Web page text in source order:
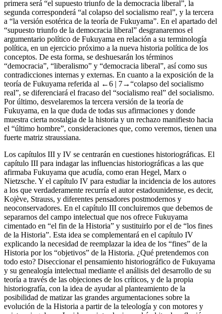
las que presenta Fukuyama la teoría de “el fin de la Historia”. La
primera será “el supuesto triunfo de la democracia liberal”, la
segunda corresponderá “al colapso del socialismo real”, y la tercera
a “la versión esotérica de la teoría de Fukuyama”. En el apartado del
“supuesto triunfo de la democracia liberal” desgranaremos el
argumentario político de Fukuyama en relación a su terminología
política, en un ejercicio próximo a la nueva historia política de los
conceptos. De esta forma, se deshuesarán los términos
“democracia”, “liberalismo” y “democracia liberal”, así como sus
contradicciones internas y externas. En cuanto a la exposición de la
teoría de Fukuyama referida al ←6 |7→“colapso del socialismo
real”, se diferenciará el fracaso del “socialismo real” del socialismo.
Por último, desvelaremos la tercera versión de la teoría de
Fukuyama, en la que duda de todas sus afirmaciones y donde
muestra cierta nostalgia de la historia y un rechazo manifiesto hacia
el “último hombre”, consideraciones que, como veremos, tienen una
Los capítulos III y IV se centrarán en cuestiones historiográficas. El
capítulo III para indagar las influencias historiográficas a las que
afirmaba Fukuyama que acudía, como eran Hegel, Marx o
Nietzsche. Y el capítulo IV para estudiar la incidencia de los autores
a los que verdaderamente recurría el autor estadounidense, es decir,
Kojève, Strauss, y diferentes pensadores postmodernos y
neoconservadores. En el capítulo III concluiremos que debemos de
separarnos del campo intelectual que nos ofrece Fukuyama
cimentado en “el fin de la Historia” y sustituirlo por el de “los fines
de la Historia”. Esta idea se complementará en el capítulo IV
explicando la necesidad de reemplazar la idea de los “fines” de la
Historia por los “objetivos” de la Historia. ¿Qué pretendemos con
todo esto? Diseccionar el pensamiento historiográfico de Fukuyama
y su genealogía intelectual mediante el análisis del desarrollo de su
teoría a través de las objeciones de los críticos, y de la propia
historiografía, con la idea de ayudar al planteamiento de la
posibilidad de matizar las grandes argumentaciones sobre la